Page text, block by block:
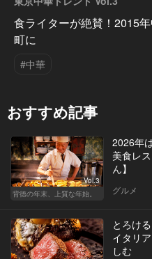
食ライターが絶賛！2015
町に
#中華
おすすめ記事
Vol.3
背徳の年末、上質な年始。
2026年
美食レ
ん】
グルメ
とろけ
イタリ
しむ